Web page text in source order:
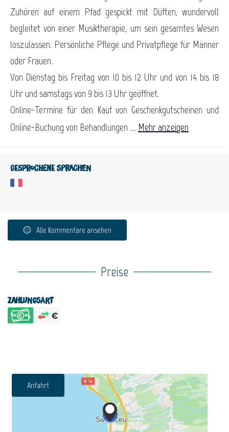
Zuhören auf einem Pfad gespickt mit Düften, wundervoll
begleitet von einer Musiktherapie, um sein gesamtes Wesen
loszulassen. Persönliche Pflege und Privatpflege für Männer
oder Frauen.
Von Dienstag bis Freitag von 10 bis 12 Uhr und von 14 bis 18
Uhr und samstags von 9 bis 13 Uhr geöffnet.
Online-Termine für den Kauf von Geschenkgutscheinen und
Online-Buchung von Behandlungen .... Mehr anzeigen
Gesprochene Sprachen
Alle Kommentare ansehen
Preise
Zahlungsart
Anfahrt